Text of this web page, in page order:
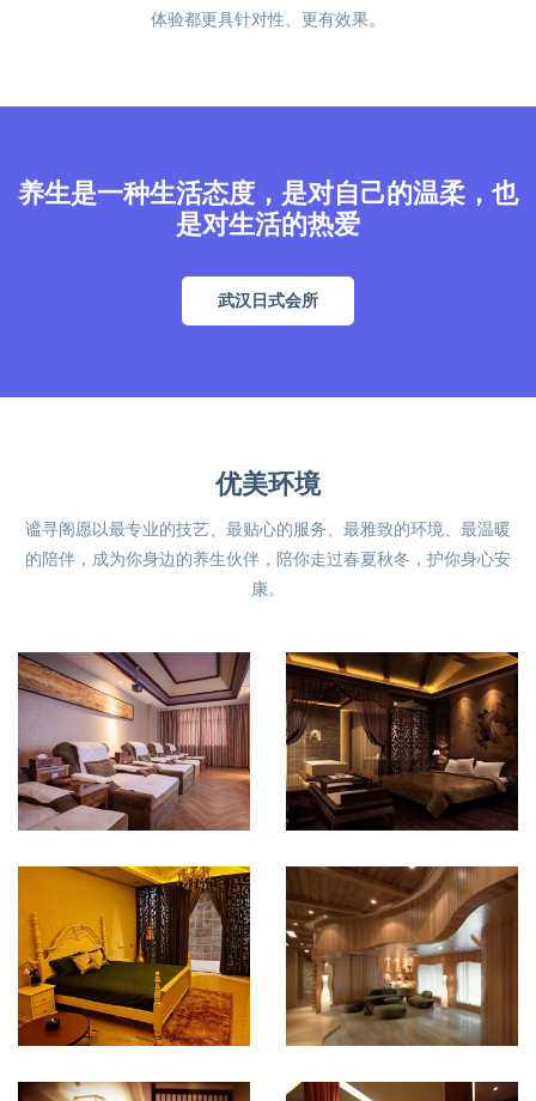
体验都更具针对性、更有效果。
养生是一种生活态度，是对自己的温柔，也
是对生活的热爱
武汉日式会所
优美环境
谧寻阁愿以最专业的技艺、最贴心的服务、最雅致的环境、最温暖
的陪伴，成为你身边的养生伙伴，陪你走过春夏秋冬，护你身心安
康。